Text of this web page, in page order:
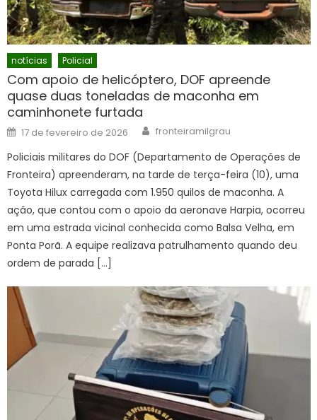
notícias Policial
Com apoio de helicóptero, DOF apreende
quase duas toneladas de maconha em
caminhonete furtada
Posted
on
17 de fevereiro de 2026 Author
fronteiramilgrau
Policiais militares do DOF (Departamento de Operações de
Fronteira) apreenderam, na tarde de terça-feira (10), uma
Toyota Hilux carregada com 1.950 quilos de maconha. A
ação, que contou com o apoio da aeronave Harpia, ocorreu
em uma estrada vicinal conhecida como Balsa Velha, em
Ponta Porã. A equipe realizava patrulhamento quando deu
ordem de parada […]